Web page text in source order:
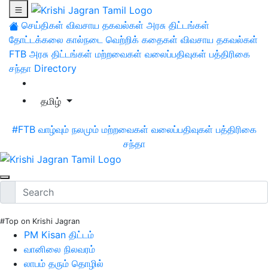
செய்திகள் விவசாய தகவல்கள் அரசு திட்டங்கள்
தோட்டக்கலை கால்நடை வெற்றிக் கதைகள் விவசாய தகவல்கள்
FTB அரசு திட்டங்கள் மற்றவைகள் வலைப்பதிவுகள் பத்திரிகை
சந்தா Directory
தமிழ்
#FTB வாழ்வும் நலமும் மற்றவைகள் வலைப்பதிவுகள் பத்திரிகை
சந்தா
#Top on Krishi Jagran
PM Kisan திட்டம்
வானிலை நிலவரம்
லாபம் தரும் தொழில்